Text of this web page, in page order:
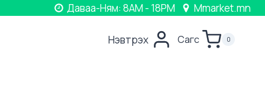
Даваа-Ням: 8AM - 18PM Mmarket.mn
Нэвтрэх Сагс 0